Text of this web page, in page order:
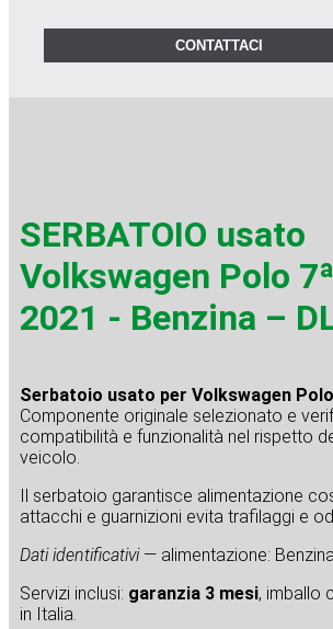
CONTATTACI
SERBATOIO usato
Volkswagen Polo
2021 - Benzina –
Serbatoio usato per Volkswagen
Componente originale selezionato e
compatibilità e funzionalità nel rispetto
veicolo.
Il serbatoio garantisce alimentazione
attacchi e guarnizioni evita trafilaggi e
Dati identificativi— alimentazione:
Servizi inclusi: garanzia 3 mesi, imballo
in Italia.